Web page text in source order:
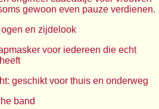
gewoon even pauze verdienen.
en zijdelook
voor iedereen die echt
geschikt voor thuis en onderweg
band